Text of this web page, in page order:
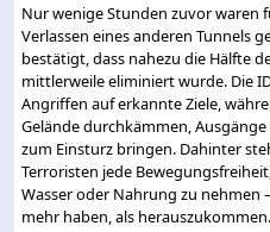
Nur wenige Stunden zuvor waren
Verlassen eines anderen Tunnels
bestätigt, dass nahezu die Hälfte
mittlerweile eliminiert wurde. Die
Angriffen auf erkannte Ziele,
Gelände durchkämmen,
zum Einsturz bringen. Dahinter
Terroristen jede
Wasser oder Nahrung zu nehmen
mehr haben, als herauszukommen.